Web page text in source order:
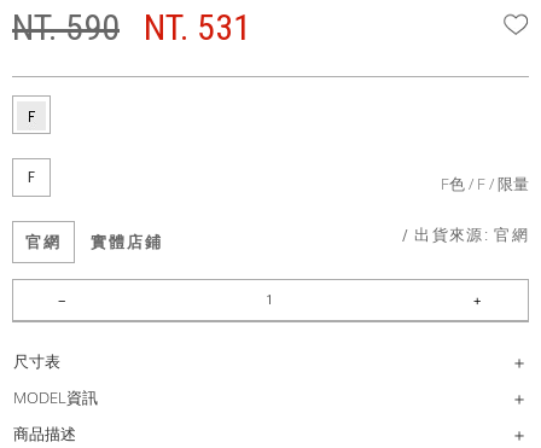
NT. 590 NT. 531
F F色 F 限量
官網 實體店鋪 / 出貨來源:官網
尺寸表
MODEL資訊
商品描述